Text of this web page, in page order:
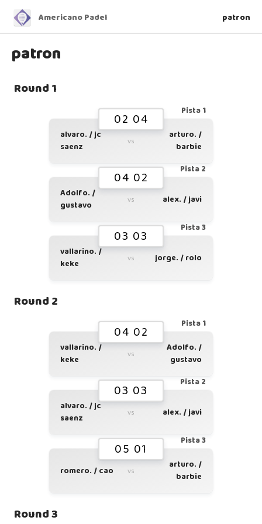
Americano Padel patron
patron
Round 1
Pista 1
02 04
alvaro. / jc
saenz
vs
arturo. /
barbie
Pista 2
04 02
Adolfo. /
gustavo
vs alex. / javi
Pista 3
03 03
vallarino. /
keke
vs jorge. / rolo
Round 2
Pista 1
04 02
vallarino. /
keke
vs
Adolfo. /
gustavo
Pista 2
03 03
alvaro. / jc
saenz
vs alex. / javi
Pista 3
05 01
romero. / cao vs
arturo. /
barbie
Round 3